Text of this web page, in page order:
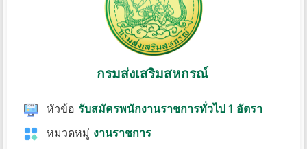
กรมส่งเสริมสหกรณ์
หัวข้อ รับสมัครพนักงานราชการทั่วไป 1 อัตรา
หมวดหมู่ งานราชการ